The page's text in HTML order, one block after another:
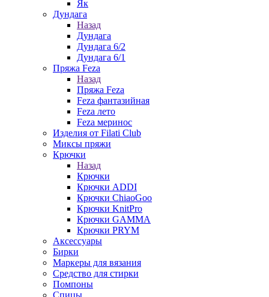
Як
Дундага
Назад
Дундага
Дундага 6/2
Дундага 6/1
Пряжа Feza
Назад
Пряжа Feza
Feza фантазийная
Feza лето
Feza меринос
Изделия от Filati Club
Миксы пряжи
Крючки
Назад
Крючки
Крючки ADDI
Крючки ChiaoGoo
Крючки KnitPro
Крючки GAMMA
Крючки PRYM
Аксессуары
Бирки
Маркеры для вязания
Средство для стирки
Помпоны
Спицы